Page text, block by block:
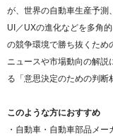
が、世界の自動車生産予測
UI／UXの進化などを多角
の競争環境で勝ち抜くため
ニュースや市場動向の解説
る「意思決定のための判断
このような方におすすめ
・自動車・自動車部品メ